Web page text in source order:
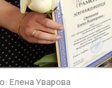
Елена Уварова